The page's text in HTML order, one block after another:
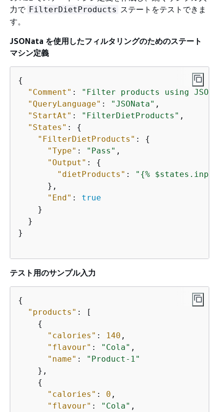
力で FilterDietProducts ステートをテストできま
す。
JSONata を使用したフィルタリングのためのステート
マシン定義
{
"Comment" :
"Filter products using
"QueryLanguage" : "JSONata" ,
"StartAt" : "FilterDietProducts" ,
"States" : {
"FilterDietProducts" : {
"Type" : "Pass" ,
"Output" : {
"dietProducts" : " {%
      },
"End" : true
    }
  }
}
テスト用のサンプル入力
{
"products" : [
{
"calories" : 140 ,
"flavour" : "Cola" ,
"name" :
"Product-1"
    },
{
"calories" : 0 ,
"flavour" : "Cola" ,